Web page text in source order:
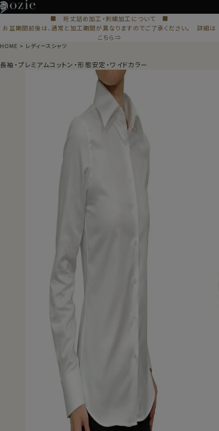
■ 裄丈詰め加工・刺繍加工について ■
お盆期間前後は、通常と加工期間が異なりますのでご了承ください。 詳細は
こちら⇒
HOME レディースシャツ
長袖・プレミアムコットン・形態安定・ワイドカラー